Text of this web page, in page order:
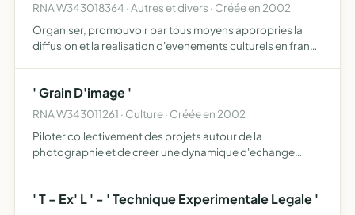
RNA W343018364 · Autres et divers · Créée en 2002
Organiser, promouvoir par tous moyens appropries la
diffusion et la realisation d'evenements culturels en france
' Grain D'image '
RNA W343011261 · Culture · Créée en 2002
Piloter collectivement des projets autour de la
photographie et de creer une dynamique d'echange
' T - Ex' L ' - ' Technique Experimentale Legale '